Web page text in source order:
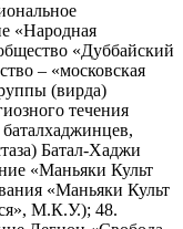
«Народная
«Дуббайский
– «московская
(вирда)
течения
Батал-Хаджи
«Маньяки Культ
«Маньяки Культ
М.К.У.); 48.